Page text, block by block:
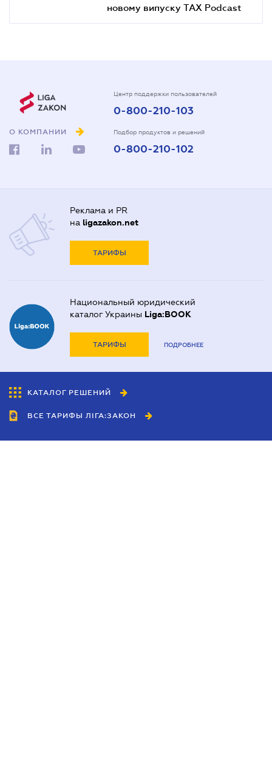
новому випуску TAX Podcast
О КОМПАНИИ
Центр поддержки пользователей
0-800-210-103
Подбор продуктов и решений
0-800-210-102
Реклама и PR
на ligazakon.net
ТАРИФЫ
Национальный юридический
каталог Украины Liga:BOOK
ТАРИФЫ ПОДРОБНЕЕ
КАТАЛОГ РЕШЕНИЙ
ВСЕ ТАРИФЫ ЛІГА:ЗАКОН